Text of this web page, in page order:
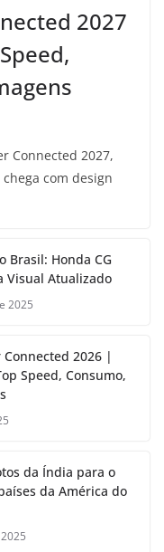
2027
Connected 2027,
com design
Brasil: Honda CG
Visual Atualizado
2025
2026 |
Speed, Consumo,
da Índia para o
da América do